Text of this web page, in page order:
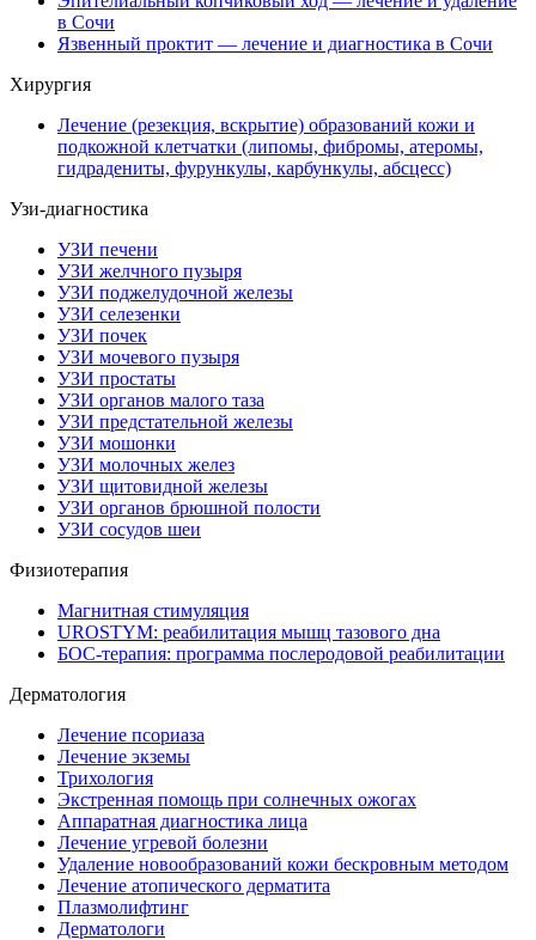
в Сочи
Язвенный проктит — лечение и диагностика в Сочи
Хирургия
Лечение (резекция, вскрытие) образований кожи и
подкожной клетчатки (липомы, фибромы, атеромы,
гидрадениты, фурункулы, карбункулы, абсцесс)
Узи-диагностика
УЗИ печени
УЗИ желчного пузыря
УЗИ поджелудочной железы
УЗИ селезенки
УЗИ почек
УЗИ мочевого пузыря
УЗИ простаты
УЗИ органов малого таза
УЗИ предстательной железы
УЗИ мошонки
УЗИ молочных желез
УЗИ щитовидной железы
УЗИ органов брюшной полости
УЗИ сосудов шеи
Физиотерапия
Магнитная стимуляция
UROSTYM: реабилитация мышц тазового дна
БОС-терапия: программа послеродовой реабилитации
Дерматология
Лечение псориаза
Лечение экземы
Трихология
Экстренная помощь при солнечных ожогах
Аппаратная диагностика лица
Лечение угревой болезни
Удаление новообразований кожи бескровным методом
Лечение атопического дерматита
Плазмолифтинг
Дерматологи